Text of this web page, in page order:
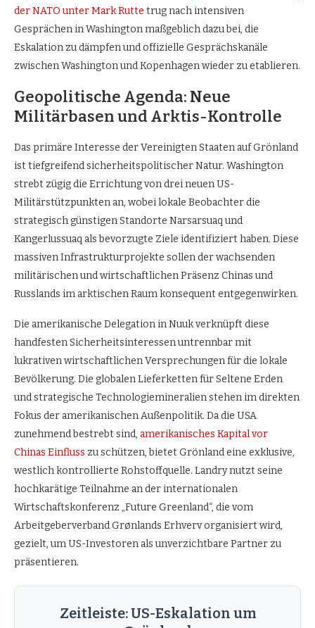
der NATO unter Mark Rutte trug nach intensiven
Gesprächen in Washington maßgeblich dazu bei, die
Eskalation zu dämpfen und offizielle Gesprächskanäle
zwischen Washington und Kopenhagen wieder zu etablieren.
Geopolitische Agenda: Neue
Militärbasen und Arktis-Kontrolle
Das primäre Interesse der Vereinigten Staaten auf Grönland
ist tiefgreifend sicherheitspolitischer Natur. Washington
strebt zügig die Errichtung von drei neuen US-
Militärstützpunkten an, wobei lokale Beobachter die
strategisch günstigen Standorte Narsarsuaq und
Kangerlussuaq als bevorzugte Ziele identifiziert haben. Diese
massiven Infrastrukturprojekte sollen der wachsenden
militärischen und wirtschaftlichen Präsenz Chinas und
Russlands im arktischen Raum konsequent entgegenwirken.
Die amerikanische Delegation in Nuuk verknüpft diese
handfesten Sicherheitsinteressen untrennbar mit
lukrativen wirtschaftlichen Versprechungen für die lokale
Bevölkerung. Die globalen Lieferketten für Seltene Erden
und strategische Technologiemineralien stehen im direkten
Fokus der amerikanischen Außenpolitik. Da die USA
zunehmend bestrebt sind, amerikanisches Kapital vor
Chinas Einfluss zu schützen, bietet Grönland eine exklusive,
westlich kontrollierte Rohstoffquelle. Landry nutzt seine
hochkarätige Teilnahme an der internationalen
Wirtschaftskonferenz „Future Greenland“, die vom
Arbeitgeberverband Grønlands Erhverv organisiert wird,
gezielt, um US-Investoren als unverzichtbare Partner zu
präsentieren.
Zeitleiste: US-Eskalation um